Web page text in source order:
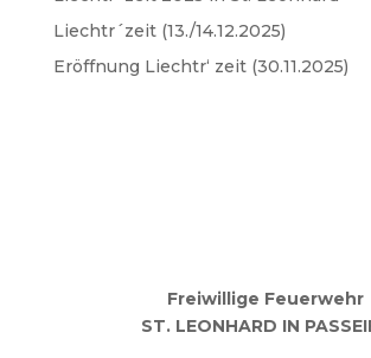
Liechtr´zeit (13./14.12.2025)
Eröffnung Liechtr‘ zeit (30.11.2025)
Freiwillige Feuerwehr
ST. LEONHARD IN